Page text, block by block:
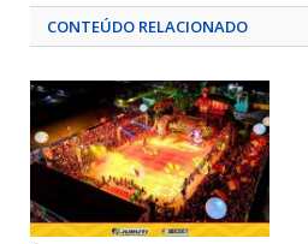
CONTEÚDO RELACIONADO